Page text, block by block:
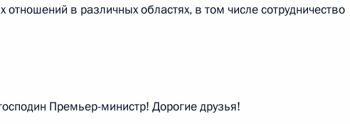
в Госдуму на ратификацию Конвенцию
Евразийского экономического
отношений в различных областях, в том числе сотрудничество
Премьер-министр! Дорогие друзья!